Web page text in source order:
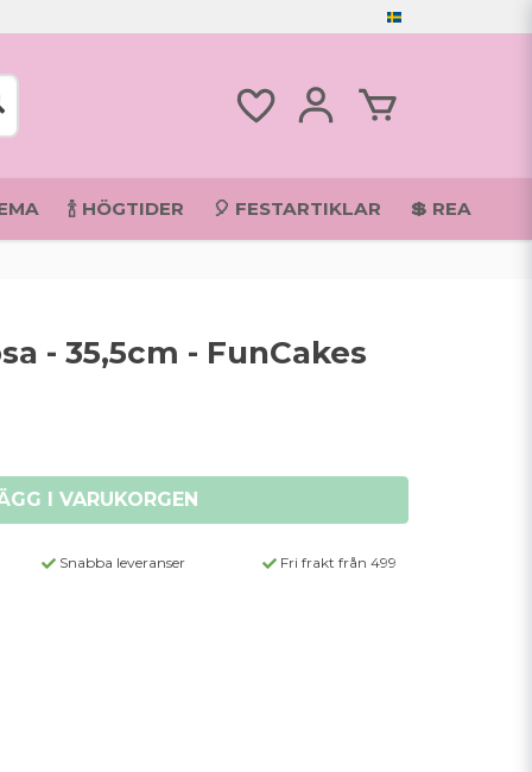
🍾 HÖGTIDER 🎈 FESTARTIKLAR 💲 REA
- 35,5cm - FunCakes
I VARUKORGEN
Snabba leveranser Fri frakt från 499